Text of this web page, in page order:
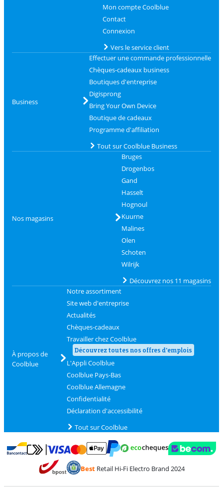
Mon compte Coolblue
Contact
Connexion
Vers le service client
Business
Effectuer une commande professionnelle
Chèques-cadeaux business
Boutiques d'entreprise
Digisprong
Bring Your Own Device
Boutique de cadeaux
Programme d'affiliation
Tout sur Coolblue Business
Nos magasins
Bruges
Drogenbos
Gand
Hasselt
Hognoul
Kuurne
Malines
Olen
Schoten
Wilrijk
Découvrez nos 11 magasins
À propos de
Coolblue
Notre assortiment
Site web d'entreprise
Actualités
Chèques-cadeaux
Travailler chez Coolblue
Découvrez toutes nos offres d'emplois
L'Appli Coolblue
Coolblue Pays-Bas
Coolblue Allemagne
Confidentialité
Déclaration d'accessibilité
Tout sur Coolblue
Payer avec Bancontact
Payer avec MasterCard et Visa via ClickToPay
BestRetail Hi-Fi Electro Brand 2024